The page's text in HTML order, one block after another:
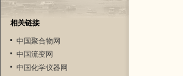
相关链接
中国聚合物网
中国流变网
中国化学仪器网